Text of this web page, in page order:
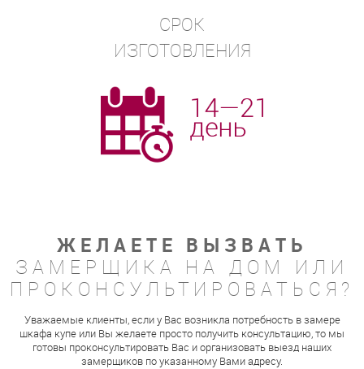
СРОК
ИЗГОТОВЛЕНИЯ
ЖЕЛАЕТЕ ВЫЗВАТЬ
ЗАМЕРЩИКА НА ДОМ ИЛИ
ПРОКОНСУЛЬТИРОВАТЬСЯ?
Уважаемые клиенты, если у Вас возникла потребность в замере
шкафа купе или Вы желаете просто получить консультацию, то мы
готовы проконсультировать Вас и организовать выезд наших
замерщиков по указанному Вами адресу.